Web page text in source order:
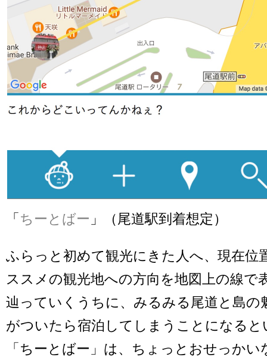
「ちーとばー 」（尾道駅到着想定）
ふらっと初めて観光にきた人へ、現在位
ススメの観光地への方向を地図上の線で
辿っていくうちに、みるみる尾道と島の
がついたら宿泊してしまうことになると
「ちーとばー」は、ちょっとおせっか